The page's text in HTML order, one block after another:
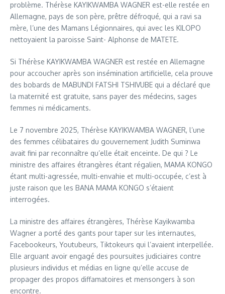
problème. Thérèse KAYIKWAMBA WAGNER est-elle restée en
Allemagne, pays de son père, prêtre défroqué, qui a ravi sa
mère, l’une des Mamans Légionnaires, qui avec les KILOPO
nettoyaient la paroisse Saint- Alphonse de MATETE.
Si Thérèse KAYIKWAMBA WAGNER est restée en Allemagne
pour accoucher après son insémination artificielle, cela prouve
des bobards de MABUNDI FATSHI TSHIVUBE qui a déclaré que
la maternité est gratuite, sans payer des médecins, sages
femmes ni médicaments.
Le 7 novembre 2025, Thérèse KAYIKWAMBA WAGNER, l’une
des femmes célibataires du gouvernement Judith Suminwa
avait fini par reconnaître qu’elle était enceinte. De qui ? Le
ministre des affaires étrangères étant régalien, MAMA KONGO
étant multi-agressée, multi-envahie et multi-occupée, c’est à
juste raison que les BANA MAMA KONGO s’étaient
interrogées.
La ministre des affaires étrangères, Thérèse Kayikwamba
Wagner a porté des gants pour taper sur les internautes,
Facebookeurs, Youtubeurs, Tiktokeurs qui l’avaient interpellée.
Elle arguant avoir engagé des poursuites judiciaires contre
plusieurs individus et médias en ligne qu’elle accuse de
propager des propos diffamatoires et mensongers à son
encontre.